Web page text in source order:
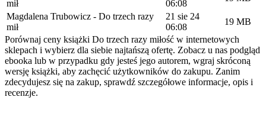
mił
06:08
Magdalena Trubowicz - Do trzech razy
mił
21 sie 24
06:08
19 MB
Porównaj ceny książki Do trzech razy miłość w internetowych
sklepach i wybierz dla siebie najtańszą ofertę. Zobacz u nas podgląd
ebooka lub w przypadku gdy jesteś jego autorem, wgraj skróconą
wersję książki, aby zachęcić użytkowników do zakupu. Zanim
zdecydujesz się na zakup, sprawdź szczegółowe informacje, opis i
recenzje.